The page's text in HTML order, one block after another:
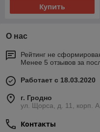
Купить
О нас
Рейтинг не
Менее 5 отзывов за
Работает с 18.03.2020
г. Гродно
ул. Щорса, д. 11, корп.
Контакты